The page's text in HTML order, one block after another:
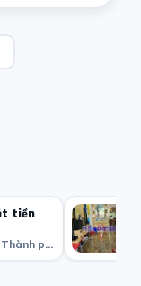
tiền
20 Tỷ · Đường Dã Tượng, Phường 5, Thành phố Đà Lạt, Lâm Đồng, Việt Nam